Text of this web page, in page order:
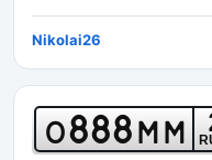
Nikolai26
О888ММ